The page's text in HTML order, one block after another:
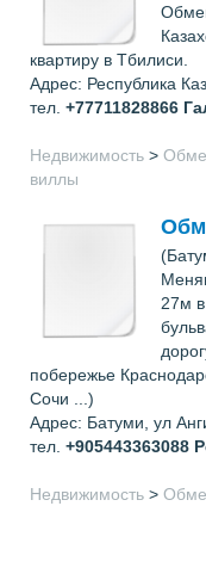
квартиру в Тбилиси.
Адрес: Республика
тел. +77711828866
Недвижимость >
виллы
27м
побережье
Сочи ...)
Адрес: Батуми, ул
тел. +905443363088
Недвижимость >